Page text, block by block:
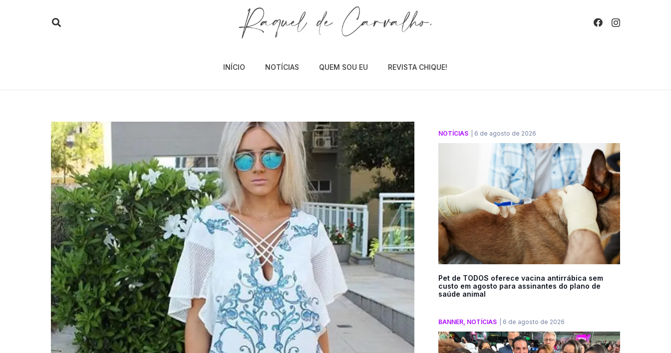
INÍCIO NOTÍCIAS QUEM SOU EU REVISTA CHIQUE!
NOTÍCIAS 6 de agosto de 2026
Pet de TODOS oferece vacina antirrábica sem
custo em agosto para assinantes do plano de
saúde animal
BANNER NOTÍCIAS 6 de agosto de 2026